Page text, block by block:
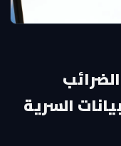
السرية